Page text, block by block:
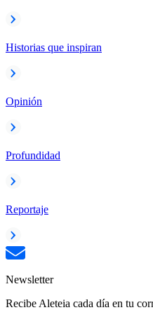
Historias que inspiran
Opinión
Profundidad
Reportaje
Newsletter
Recibe Aleteia cada día en tu